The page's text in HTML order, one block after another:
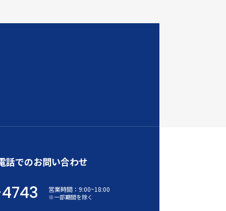
話でのお問い合わせ
営業時間： 9:00~18:00
※一部期間を除く